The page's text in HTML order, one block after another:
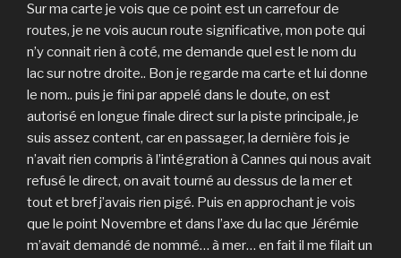
Sur ma carte je vois que ce point est un carrefour de
routes, je ne vois aucun route significative, mon pote qui
n’y connait rien à coté, me demande quel est le nom du
lac sur notre droite.. Bon je regarde ma carte et lui donne
le nom.. puis je fini par appelé dans le doute, on est
autorisé en longue finale direct sur la piste principale, je
suis assez content, car en passager, la dernière fois je
n’avait rien compris à l’intégration à Cannes qui nous avait
refusé le direct, on avait tourné au dessus de la mer et
tout et bref j’avais rien pigé. Puis en approchant je vois
que le point Novembre et dans l’axe du lac que Jérémie
m’avait demandé de nommé… à mer… en fait il me filait un